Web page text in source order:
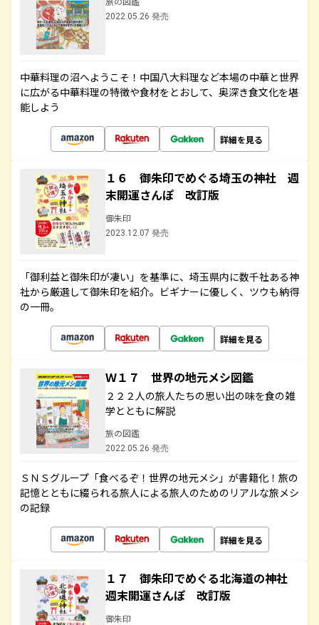
2022.05.26 発売
中華料理の沼へようこそ！中国八大料理など本場の中華と世界
に広がる中華料理の特徴や食材をとおして、奥深き食文化を堪
能しよう
詳細を見る
１６ 御朱印でめぐる埼玉の神社 週
末開運さんぽ 改訂版
御朱印
2023.12.07 発売
「御利益と御朱印が凄い」を基準に、埼玉県内に数千社ある神
社から厳選して御朱印を紹介。ビギナーに優しく、ツウも納得
の一冊。
詳細を見る
Ｗ１７ 世界の地元メシ図鑑
２２２人の旅人たちの思い出の味を食の雑
学とともに解説
旅の図鑑
2022.05.26 発売
ＳＮＳグループ「食べるぞ！世界の地元メシ」が書籍化！旅の
記憶とともに綴られる旅人による旅人のためのリアルな旅メシ
の記録
詳細を見る
１７ 御朱印でめぐる北海道の神社
週末開運さんぽ 改訂版
御朱印